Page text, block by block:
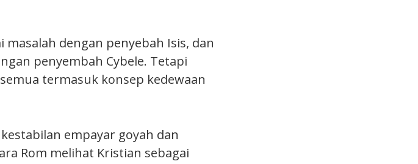
dengan penyebah Isis, dan
penyembah Cybele. Tetapi
termasuk konsep kedewaan
empayar goyah dan
Rom melihat Kristian sebagai